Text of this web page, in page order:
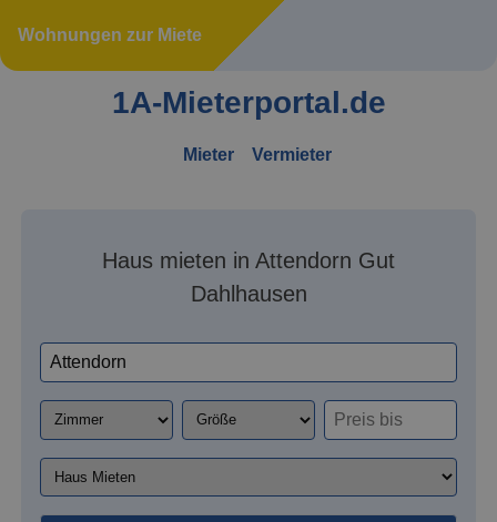
Wohnungen zur Miete
1A-Mieterportal.de
Mieter Vermieter
Haus mieten in Attendorn Gut
Dahlhausen